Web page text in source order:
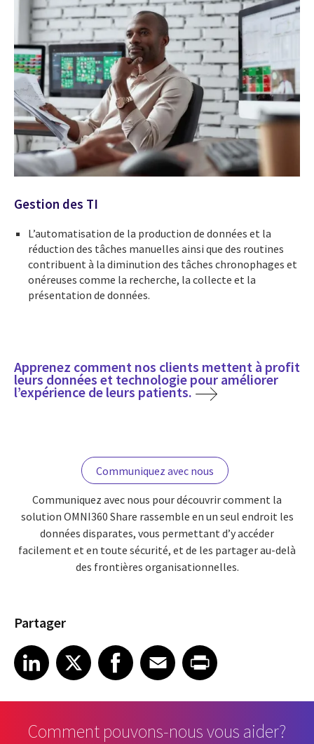
Gestion des TI
L’automatisation de la production de données et la
réduction des tâches manuelles ainsi que des routines
contribuent à la diminution des tâches chronophages et
onéreuses comme la recherche, la collecte et la
présentation de données.
Apprenez comment nos clients mettent à profit
leurs données et technologie pour améliorer
l’expérience de leurs patients.
Communiquez avec nous
Communiquez avec nous pour découvrir comment la
solution OMNI360 Share rassemble en un seul endroit les
données disparates, vous permettant d’y accéder
facilement et en toute sécurité, et de les partager au-delà
des frontières organisationnelles.
Partager
Share article on LinkedIn
LinkedIn
Share article on XShare article on Facebook
Facebook
Share article on Email
EmailShare article on Print
Comment pouvons-nous vous aider?